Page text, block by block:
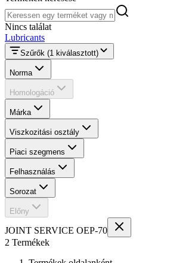
Nincs találat
Lubricants
Szűrők (1 kiválasztott)
Norma
Homologáció
Márka
Viszkozitási osztály
Piaci szegmens
Felhasználás
Sorozat
Előny
JOINT SERVICE OEP-70
2 Termékek